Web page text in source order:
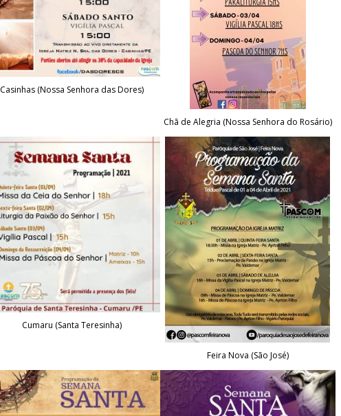
Casinhas (Nossa Senhora das Dores)
Chã de Alegria (Nossa Senhora do Rosário)
Cumaru (Santa Teresinha)
Feira Nova (São José)